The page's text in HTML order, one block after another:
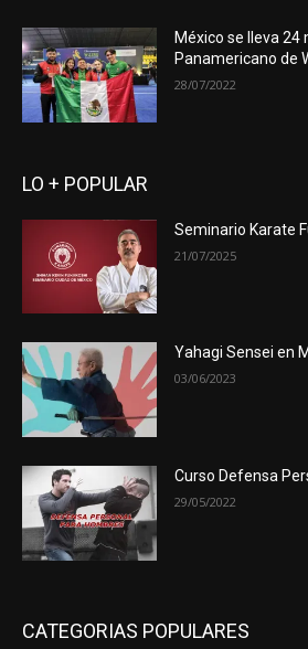
México se lleva 24
Panamericano de
28/07/2022
LO + POPULAR
Seminario Karate
21/07/2025
Yahagi Sensei en
03/06/2023
Curso Defensa
29/05/2022
CATEGORIAS POPULARES